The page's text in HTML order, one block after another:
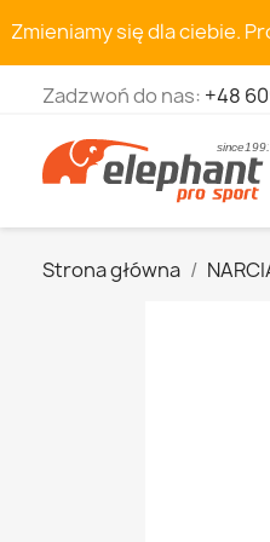
Zmieniamy się dla ciebie.
Zadzwoń do nas: +48
Strona główna